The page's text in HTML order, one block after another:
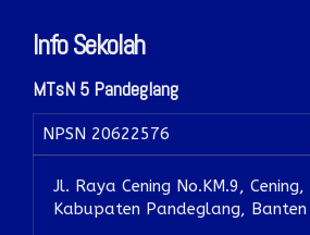
Info Sekolah
MTsN 5 Pandeglang
NPSN 20622576
Jl. Raya Cening No.KM.9,
Kabupaten Pandeglang, Banten